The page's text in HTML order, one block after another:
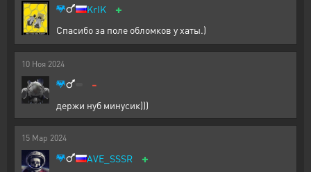
KrIK +
Спасибо за поле обломков у хаты.)
10 Ноя 2024
-
держи нуб минусик)))
15 Мар 2024
AVE_SSSR +